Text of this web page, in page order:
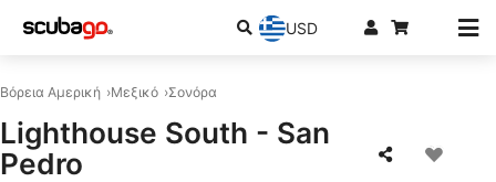
USD
Βόρεια Αμερική Μεξικό Σονόρα
Lighthouse South - San
Pedro